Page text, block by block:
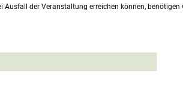
Ausfall der Veranstaltung erreichen können, benötigen